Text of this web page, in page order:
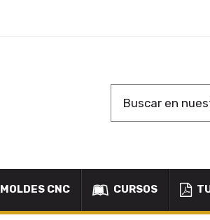
MOLDES CNC CURSOS